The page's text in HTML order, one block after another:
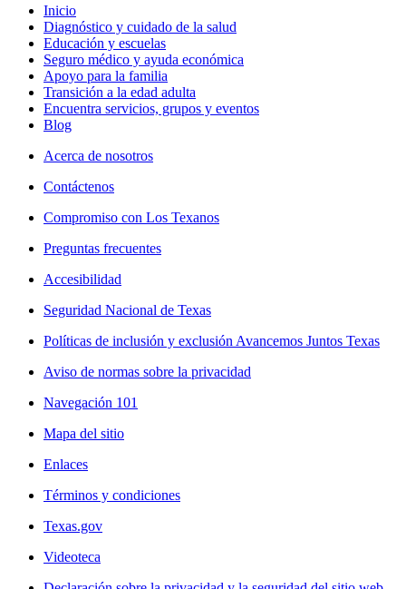
Inicio
Diagnóstico y cuidado de la salud
Educación y escuelas
Seguro médico y ayuda económica
Apoyo para la familia
Transición a la edad adulta
Encuentra servicios, grupos y eventos
Blog
Acerca de nosotros
Contáctenos
Compromiso con Los Texanos
Preguntas frecuentes
Accesibilidad
Seguridad Nacional de Texas
Políticas de inclusión y exclusión Avancemos Juntos Texas
Aviso de normas sobre la privacidad
Navegación 101
Mapa del sitio
Enlaces
Términos y condiciones
Texas.gov
Videoteca